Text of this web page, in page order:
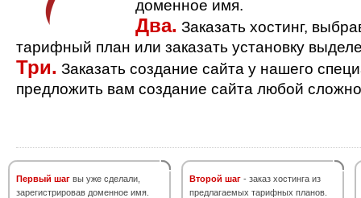
доменное имя.
Два. Заказать хостинг,
тарифный план или заказать установку
Три. Заказать создание сайта у нашего
предложить вам создание сайта любой
Первый шаг вы уже сделали,
зарегистрировав доменное имя.
Второй шаг - заказ хостинга из
предлагаемых тарифных планов.